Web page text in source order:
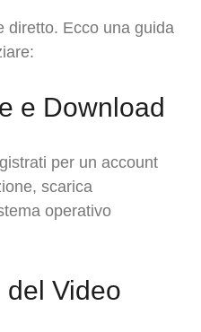
diretto. Ecco una guida
e Download
per un account
scarica
operativo
del Video